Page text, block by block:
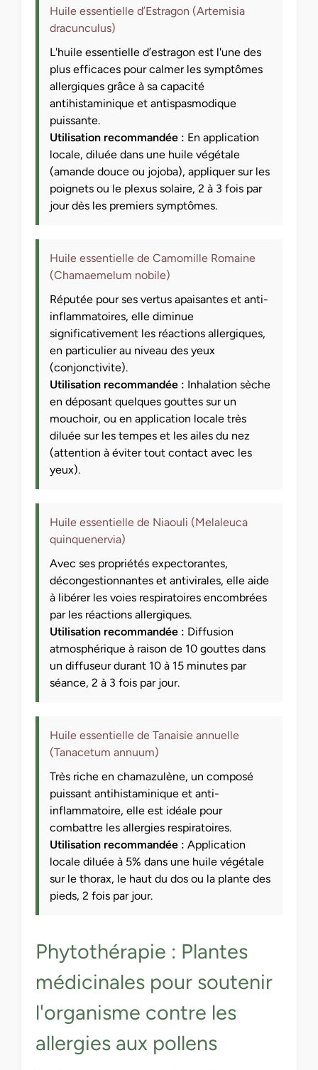
Huile essentielle d’Estragon (Artemisia
dracunculus)
L'huile essentielle d’estragon est l'une des
plus efficaces pour calmer les symptômes
allergiques grâce à sa capacité
antihistaminique et antispasmodique
puissante.
Utilisation recommandée : En application
locale, diluée dans une huile végétale
(amande douce ou jojoba), appliquer sur les
poignets ou le plexus solaire, 2 à 3 fois par
jour dès les premiers symptômes.
Huile essentielle de Camomille Romaine
(Chamaemelum nobile)
Réputée pour ses vertus apaisantes et anti-
inflammatoires, elle diminue
significativement les réactions allergiques,
en particulier au niveau des yeux
(conjonctivite).
Utilisation recommandée : Inhalation sèche
en déposant quelques gouttes sur un
mouchoir, ou en application locale très
diluée sur les tempes et les ailes du nez
(attention à éviter tout contact avec les
yeux).
Huile essentielle de Niaouli (Melaleuca
quinquenervia)
Avec ses propriétés expectorantes,
décongestionnantes et antivirales, elle aide
à libérer les voies respiratoires encombrées
par les réactions allergiques.
Utilisation recommandée : Diffusion
atmosphérique à raison de 10 gouttes dans
un diffuseur durant 10 à 15 minutes par
séance, 2 à 3 fois par jour.
Huile essentielle de Tanaisie annuelle
(Tanacetum annuum)
Très riche en chamazulène, un composé
puissant antihistaminique et anti-
inflammatoire, elle est idéale pour
combattre les allergies respiratoires.
Utilisation recommandée : Application
locale diluée à 5% dans une huile végétale
sur le thorax, le haut du dos ou la plante des
pieds, 2 fois par jour.
Phytothérapie : Plantes
médicinales pour soutenir
l'organisme contre les
allergies aux pollens